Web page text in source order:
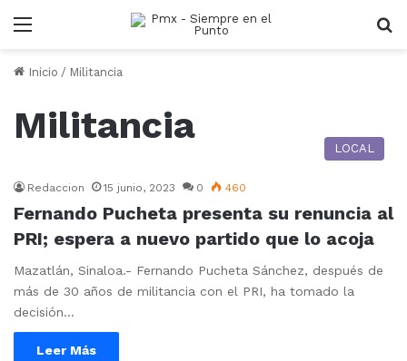
Menu
Inicio / Militancia
Militancia
LOCAL
Redaccion 15 junio, 2023 0 460
Fernando Pucheta presenta su renuncia al
PRI; espera a nuevo partido que lo acoja
Mazatlán, Sinaloa.- Fernando Pucheta Sánchez, después de
más de 30 años de militancia con el PRI, ha tomado la
decisión…
Leer Más